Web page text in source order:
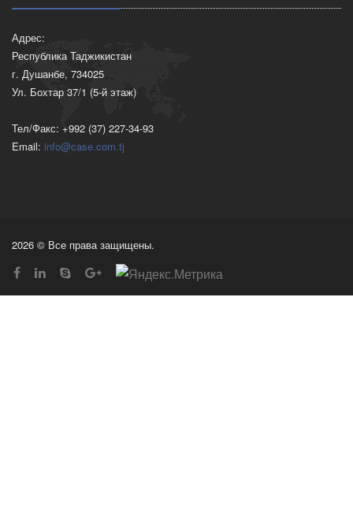
Адрес:
Республика Таджикистан
г. Душанбе, 734025
Ул. Бохтар 37/1 (5-й этаж)
Тел/Факс: +992 (37) 227-34-93
Email: info@case.com.tj
2026 © Все права защищены.